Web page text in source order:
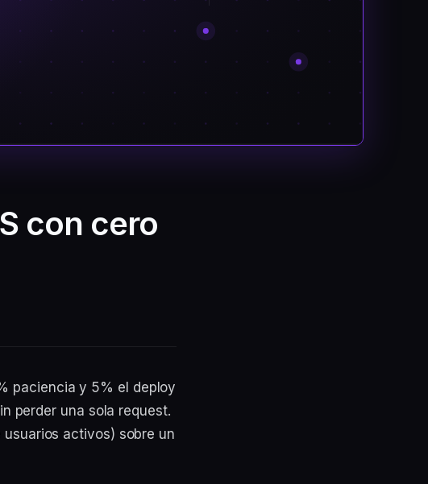
con cero
paciencia y 5% el deploy
perder una sola request.
activos) sobre un